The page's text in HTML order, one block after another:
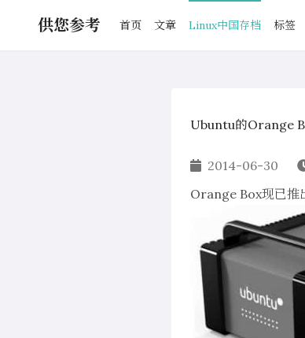
供您参考 首页 文章 Linux中国存档 标签
Ubuntu的Orange
2014-06-30
Orange Box现已推